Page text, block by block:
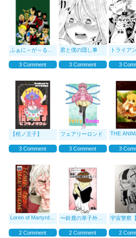
ふぁに～が～るサツミちゃん
3 Comment
君と僕の隠し事
3 Comment
トライア
3
【棺ノ王子】
3 Comment
フェアリーロンド
3 Comment
THE
3
Loren of Martyrdom - Glow Kuroma (ENGLISH)
2 Comment
〜鈴鹿の草子外伝〜 拙者、し
2 Comment
宇宙警察
2